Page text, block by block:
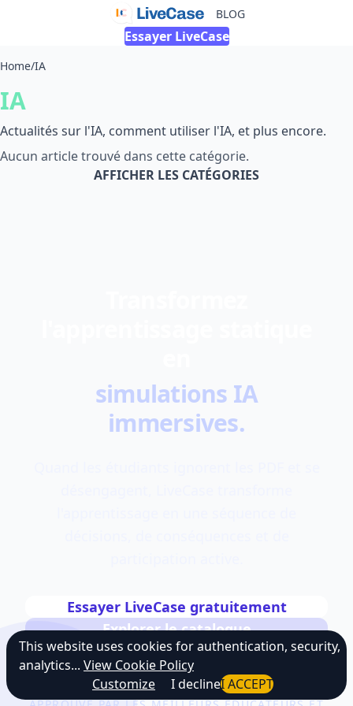
BLOG
Essayer LiveCase
Home/IA
IA
Actualités sur l'IA, comment utiliser l'IA, et plus encore.
Aucun article trouvé dans cette catégorie.
AFFICHER LES CATÉGORIES
simulations IA
immersives.
Essayer LiveCase gratuitement
Explorer le catalogue
This website uses cookies for authentication, security,
analytics... View Cookie Policy
Customize
I declineI ACCEPT